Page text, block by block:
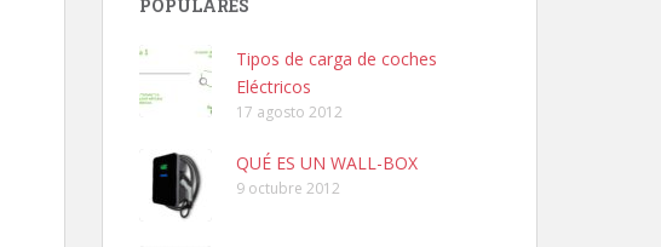
POPULARES
Tipos de carga de coches
Eléctricos
17 agosto 2012
QUÉ ES UN WALL-BOX
9 octubre 2012